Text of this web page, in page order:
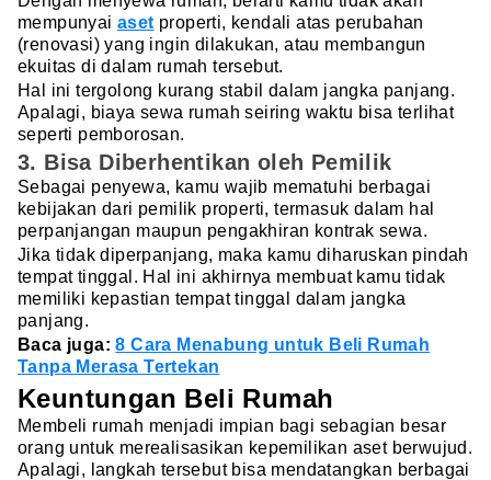
mempunyaiaset properti, kendali atas perubahan
(renovasi) yang ingin dilakukan, atau membangun
ekuitas di dalam rumah tersebut.
Hal ini tergolong kurang stabil dalam jangka panjang.
Apalagi, biaya sewa rumah seiring waktu bisa terlihat
seperti pemborosan.
3. Bisa Diberhentikan oleh Pemilik
Sebagai penyewa, kamu wajib mematuhi berbagai
kebijakan dari pemilik properti, termasuk dalam hal
perpanjangan maupun pengakhiran kontrak sewa.
Jika tidak diperpanjang, maka kamu diharuskan pindah
tempat tinggal. Hal ini akhirnya membuat kamu tidak
memiliki kepastian tempat tinggal dalam jangka
panjang.
Baca juga:8 Cara Menabung untuk Beli Rumah
Tanpa Merasa Tertekan
Keuntungan Beli Rumah
Membeli rumah menjadi impian bagi sebagian besar
orang untuk merealisasikan kepemilikan aset berwujud.
Apalagi, langkah tersebut bisa mendatangkan berbagai